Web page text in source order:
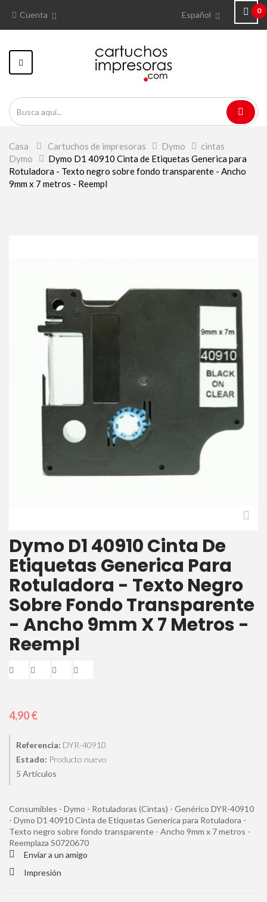
0
Español
Cuenta
Navegación
Toggle
Casa > Cartuchos de impresoras > Dymo > cintas
Dymo
> Dymo D1 40910 Cinta de Etiquetas Generica para
Rotuladora - Texto negro sobre fondo transparente - Ancho
9mm x 7 metros - Reempl
Dymo D1 40910 Cinta De
Etiquetas Generica Para
Rotuladora - Texto Negro
Sobre Fondo Transparente
- Ancho 9mm X 7 Metros -
Reempl
4,90 €
Referencia: DYR-40910
Estado: Producto nuevo
5 Artículos
Consumibles - Dymo - Rotuladoras (Cintas) - Genérico DYR-40910
- Dymo D1 40910 Cinta de Etiquetas Generica para Rotuladora -
Texto negro sobre fondo transparente - Ancho 9mm x 7 metros -
Reemplaza S0720670
Enviar a un amigo
Impresión